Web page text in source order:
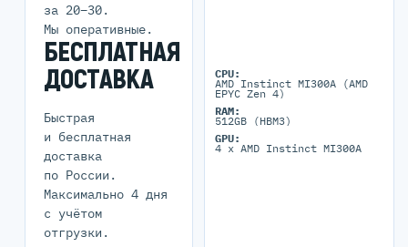
за 20–30.
Мы оперативные.
БЕСПЛАТНАЯ
ДОСТАВКА
Быстрая
и бесплатная
доставка
по России.
Максимально 4 дня
с учётом
отгрузки.
CPU:
AMD Instinct MI300A (AMD
EPYC Zen 4)
RAM:
512GB (HBM3)
GPU:
4 x AMD Instinct MI300A